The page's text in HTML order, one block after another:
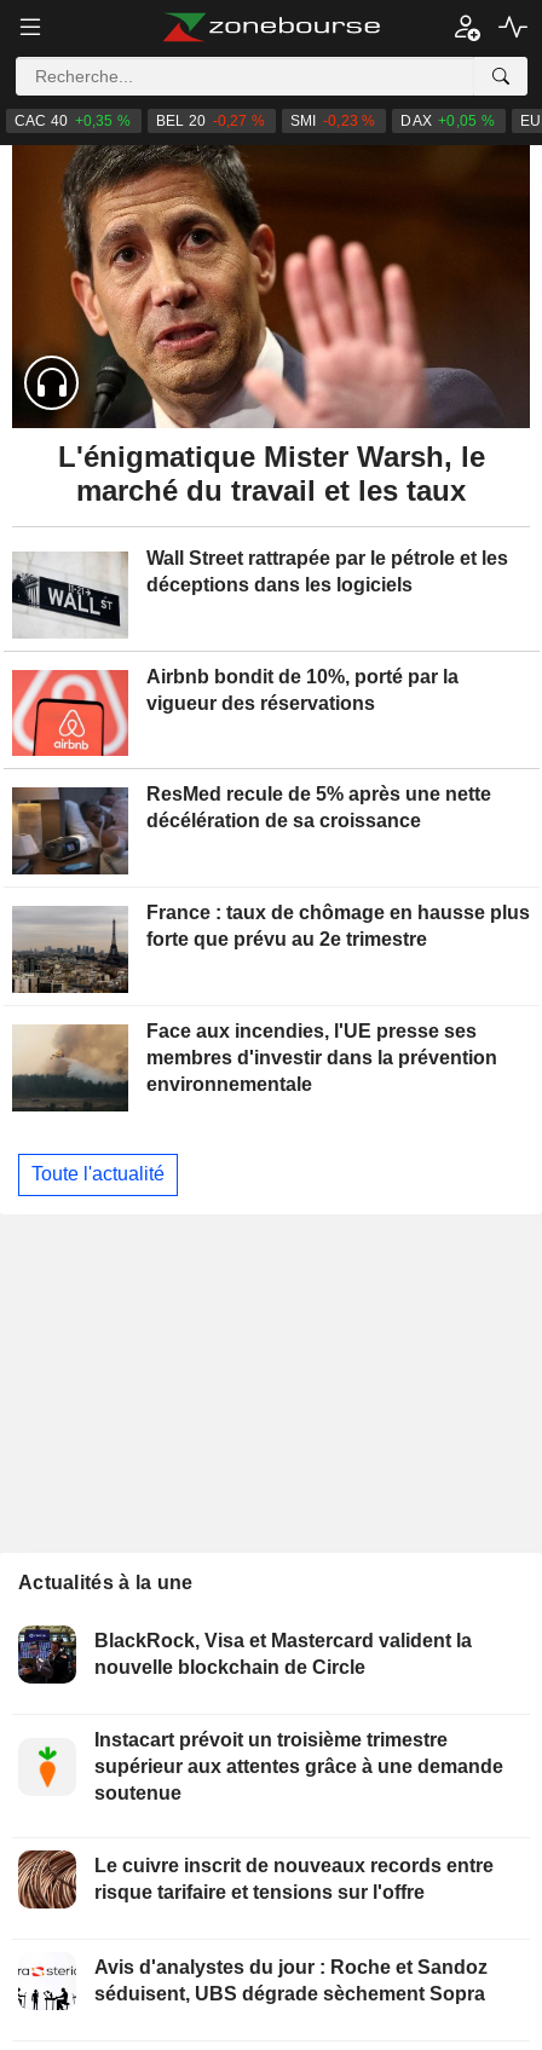
CAC 40 +0,35 % BEL 20 -0,27 % SMI -0,23 % DAX +0,05 %
Wall Street rattrapée par le pétrole et les
déceptions dans les logiciels
Airbnb bondit de 10%, porté par la
vigueur des réservations
L'énigmatique Mister Warsh, le
marché du travail et les taux
ResMed recule de 5% après une nette
décélération de sa croissance
France : taux de chômage en hausse plus
forte que prévu au 2e trimestre
Face aux incendies, l'UE presse ses
membres d'investir dans la prévention
environnementale
Toute l'actualité
Actualités à la une
BlackRock, Visa et Mastercard valident la
nouvelle blockchain de Circle
Instacart prévoit un troisième trimestre
supérieur aux attentes grâce à une demande
soutenue
Le cuivre inscrit de nouveaux records entre
risque tarifaire et tensions sur l'offre
Avis d'analystes du jour : Roche et Sandoz
séduisent, UBS dégrade sèchement Sopra